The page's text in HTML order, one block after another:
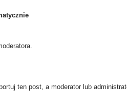
ten post, a moderator lub